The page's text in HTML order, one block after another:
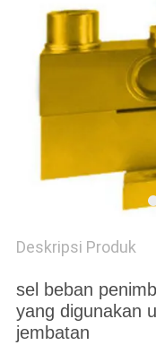
PRIVACY
Deskripsi Produk
sel beban
yang digunakan
jembatan